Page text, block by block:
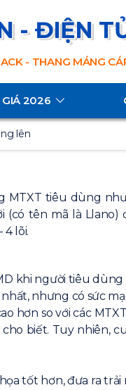
- ĐIỆN
- THANG MÁNG
GIÁ 2026
lên
tiêu dùng
(có tên mã là
4 lõi.
khi người tiêu
nhưng có sức
hơn so với các
biết. Tuy nhiên,
tốt hơn, đưa ra